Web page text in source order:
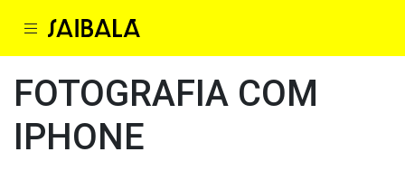
FOTOGRAFIA COM
IPHONE